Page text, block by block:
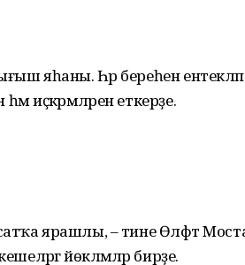
яһаны. Һәр береһен ентекләп
иҫкәрмәләрен еткерҙе.
ярашлы, – тине Өлфәт
йөкләмәләр бирҙе.